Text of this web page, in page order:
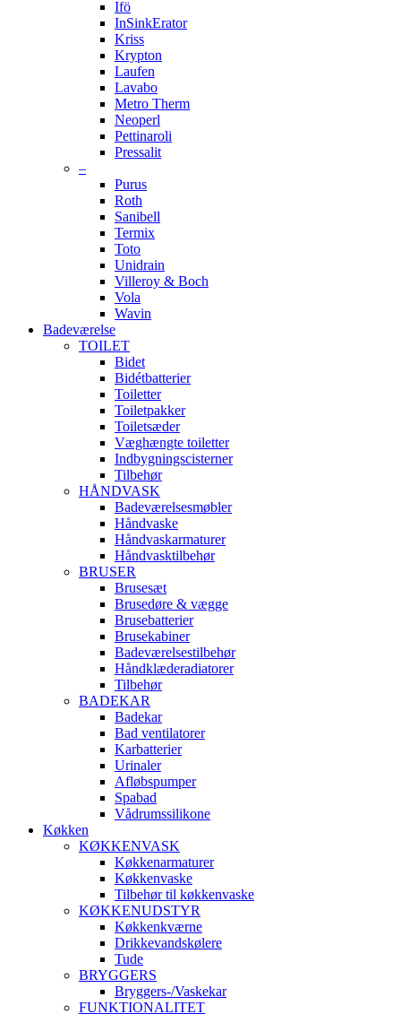
Ifö
InSinkErator
Kriss
Krypton
Laufen
Lavabo
Metro Therm
Neoperl
Pettinaroli
Pressalit
–
Purus
Roth
Sanibell
Termix
Toto
Unidrain
Villeroy & Boch
Vola
Wavin
Badeværelse
TOILET
Bidet
Bidétbatterier
Toiletter
Toiletpakker
Toiletsæder
Væghængte toiletter
Indbygningscisterner
Tilbehør
HÅNDVASK
Badeværelsesmøbler
Håndvaske
Håndvaskarmaturer
Håndvasktilbehør
BRUSER
Brusesæt
Brusedøre & vægge
Brusebatterier
Brusekabiner
Badeværelsestilbehør
Håndklæderadiatorer
Tilbehør
BADEKAR
Badekar
Bad ventilatorer
Karbatterier
Urinaler
Afløbspumper
Spabad
Vådrumssilikone
Køkken
KØKKENVASK
Køkkenarmaturer
Køkkenvaske
Tilbehør til køkkenvaske
KØKKENUDSTYR
Køkkenkværne
Drikkevandskølere
Tude
BRYGGERS
Bryggers-/Vaskekar
FUNKTIONALITET